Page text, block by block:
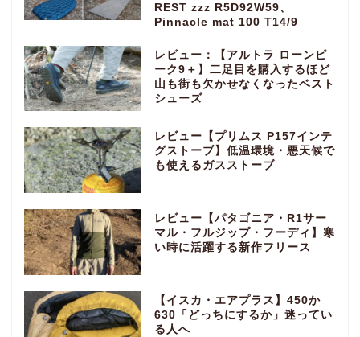
REST zzz R5D92W59、
Pinnacle mat 100 T14/9
レビュー：【アルトラ ローンピ
ーク9＋】二足目を購入するほど
山も街も欠かせなくなったベスト
シューズ
レビュー【プリムス P157インテ
グストーブ】低温環境・悪天候で
も使えるガスストーブ
レビュー【パタゴニア・R1サー
マル・フルジップ・フーディ】寒
い時に活躍する新作フリース
【イスカ・エアプラス】450か
630「どっちにするか」迷ってい
る人へ